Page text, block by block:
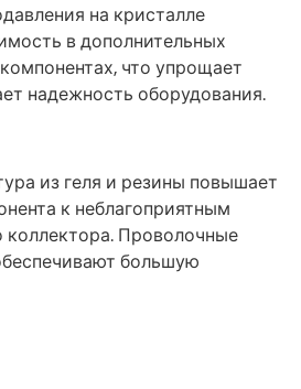
на кристалле
в дополнительных
что упрощает
надежность оборудования.
из геля и резины повышает
к неблагоприятным
коллектора. Проволочные
большую